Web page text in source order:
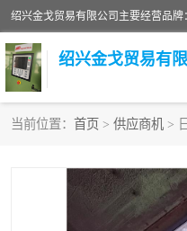
绍兴金戈贸易有
当前位置： 首页 > 供应商机 >
超级冷却剂